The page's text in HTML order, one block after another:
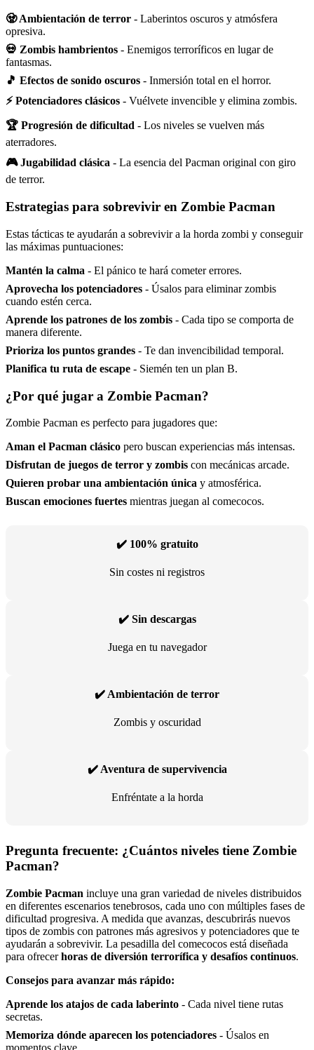
🧟 Ambientación de terror - Laberintos oscuros y atmósfera
opresiva.
💀 Zombis hambrientos - Enemigos terroríficos en lugar de
fantasmas.
🎵 Efectos de sonido oscuros - Inmersión total en el horror.
⚡ Potenciadores clásicos - Vuélvete invencible y elimina zombis.
🏆 Progresión de dificultad - Los niveles se vuelven más
aterradores.
🎮 Jugabilidad clásica - La esencia del Pacman original con giro
de terror.
Estrategias para sobrevivir en Zombie Pacman
Estas tácticas te ayudarán a sobrevivir a la horda zombi y conseguir
las máximas puntuaciones:
Mantén la calma - El pánico te hará cometer errores.
Aprovecha los potenciadores - Úsalos para eliminar zombis
cuando estén cerca.
Aprende los patrones de los zombis - Cada tipo se comporta de
manera diferente.
Prioriza los puntos grandes - Te dan invencibilidad temporal.
Planifica tu ruta de escape - Siemén ten un plan B.
¿Por qué jugar a Zombie Pacman?
Zombie Pacman es perfecto para jugadores que:
Aman el Pacman clásico pero buscan experiencias más intensas.
Disfrutan de juegos de terror y zombis con mecánicas arcade.
Quieren probar una ambientación única y atmosférica.
Buscan emociones fuertes mientras juegan al comecocos.
✔️ 100% gratuito
Sin costes ni registros
✔️ Sin descargas
Juega en tu navegador
✔️ Ambientación de terror
Zombis y oscuridad
✔️ Aventura de supervivencia
Enfréntate a la horda
Pregunta frecuente: ¿Cuántos niveles tiene Zombie
Pacman?
Zombie Pacman incluye una gran variedad de niveles distribuidos
en diferentes escenarios tenebrosos, cada uno con múltiples fases de
dificultad progresiva. A medida que avanzas, descubrirás nuevos
tipos de zombis con patrones más agresivos y potenciadores que te
ayudarán a sobrevivir. La pesadilla del comecocos está diseñada
para ofrecerhoras de diversión terrorífica y desafíos continuos.
Consejos para avanzar más rápido:
Aprende los atajos de cada laberinto - Cada nivel tiene rutas
secretas.
Memoriza dónde aparecen los potenciadores - Úsalos en
momentos clave.